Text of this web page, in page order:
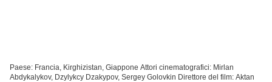
Paese: Francia, Kirghizistan, Giappone Attori cinematografici: Mirlan
Abdykalykov, Dzylykcy Dzakypov, Sergey Golovkin Direttore del film: Aktan